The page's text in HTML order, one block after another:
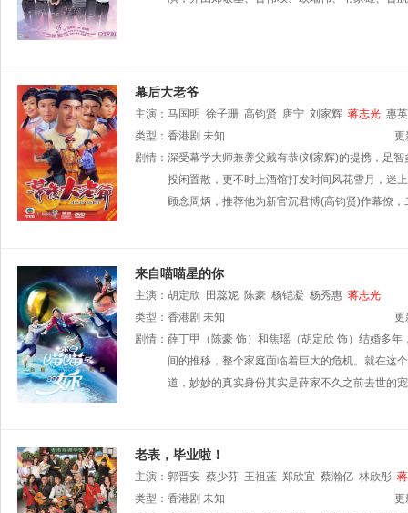
幕后大老爷
主演： 马国明 徐子珊 高钧贤 唐宁 刘家辉 蒋志光 惠
类型： 香港剧 未知
更
剧情： 深受幕学大师兼养父戴有恭(刘家辉)的提携，足
投闲置散，更不时上酒馆打发时间风花雪月，迷
顾念周炳，推荐他为新官沉君博(高钧贤)作幕僚
来自喵喵星的你
主演： 胡定欣 田蕊妮 陈豪 杨铠凝 杨秀惠 蒋志光
类型： 香港剧 未知
更
剧情： 薛丁甲（陈豪 饰）和焦瑶（胡定欣 饰）结婚多
间的推移，整个家庭面临着巨大的危机。就在这
道，妙妙的真实身份其实是薛家不久之前去世的
老表，毕业啦！
主演： 郭晋安 蔡少芬 王祖蓝 郑欣宜 蔡瀚亿 林欣彤
慈 泰臣
类型： 香港剧 未知
更